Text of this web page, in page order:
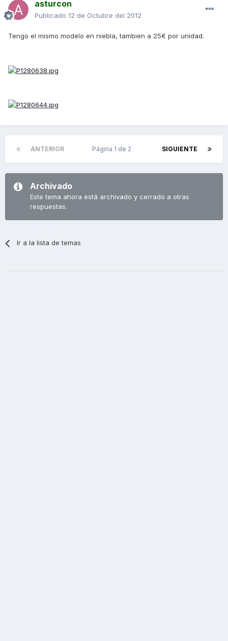
asturcon
Publicado 12 de Octubre del 2012
Tengo el mismo modelo en niebla, tambien a 25€ por unidad.
ANTERIOR SIGUIENTE
Página 1 de 2
Archivado
Este tema ahora está archivado y cerrado a otras
respuestas.
Ir a la lista de temas